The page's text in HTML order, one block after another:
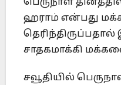
பெருநாள்
ஹராம் என்பது
சாதகமாக்கி
சவூதியில்